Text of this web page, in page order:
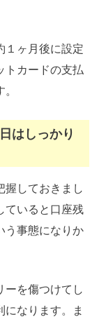
１ヶ月後に設定
トカードの支払
はしっかり
握しておきまし
ていると口座残
う事態になりか
ーを傷つけてし
になります。ま